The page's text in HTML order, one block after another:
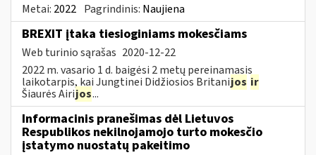
Metai: 2022 Pagrindinis: Naujiena
BREXIT įtaka tiesioginiams mokesčiams
Web turinio sąrašas 2020-12-22
2022 m. vasario 1 d. baigėsi 2 metų pereinamasis
laikotarpis, kai Jungtinei Didžiosios Britanijos ir
Šiaurės Airijos...
Informacinis pranešimas dėl Lietuvos
Respublikos nekilnojamojo turto mokesčio
įstatymo nuostatų pakeitimo